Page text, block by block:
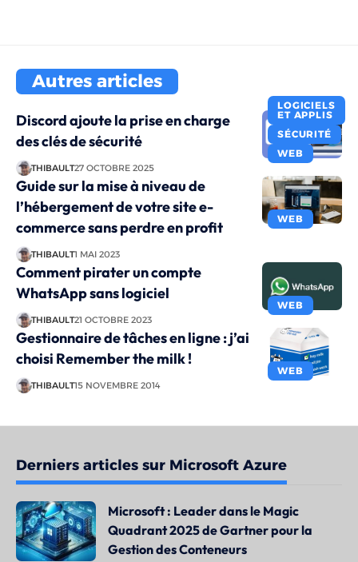
Autres articles
LOGICIELS
ET APPLIS
SÉCURITÉ
WEB
Discord ajoute la prise en charge
des clés de sécurité
THIBAULT27 OCTOBRE 2025
WEB
Guide sur la mise à niveau de
l’hébergement de votre site e-
commerce sans perdre en profit
THIBAULT1 MAI 2023
WEB
Comment pirater un compte
WhatsApp sans logiciel
THIBAULT21 OCTOBRE 2023
WEB
Gestionnaire de tâches en ligne : j’ai
choisi Remember the milk !
THIBAULT15 NOVEMBRE 2014
Derniers articles sur Microsoft Azure
Microsoft : Leader dans le Magic
Quadrant 2025 de Gartner pour la
Gestion des Conteneurs